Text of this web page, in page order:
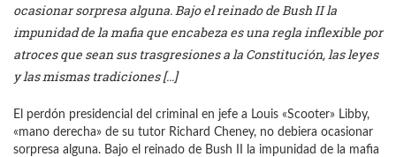
ocasionar sorpresa alguna. Bajo el reinado de Bush II la
impunidad de la mafia que encabeza es una regla inflexible por
atroces que sean sus trasgresiones a la Constitución, las leyes
y las mismas tradiciones […]
El perdón presidencial del criminal en jefe a Louis «Scooter» Libby,
«mano derecha» de su tutor Richard Cheney, no debiera ocasionar
sorpresa alguna. Bajo el reinado de Bush II la impunidad de la mafia